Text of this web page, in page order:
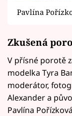
Pavlína
Zkušená
V přísné porotě
modelka Tyra
moderátor,
Alexander a
Pavlína